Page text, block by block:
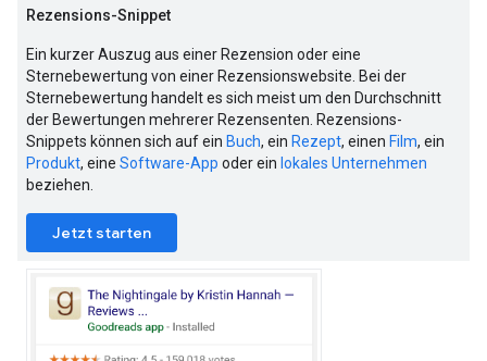
Rezensions-Snippet
Ein kurzer Auszug aus einer Rezension oder eine
Sternebewertung von einer Rezensionswebsite. Bei der
Sternebewertung handelt es sich meist um den Durchschnitt
der Bewertungen mehrerer Rezensenten. Rezensions-
Snippets können sich auf ein Buch, ein Rezept, einen Film, ein
Produkt, eine Software-App oder ein lokales Unternehmen
beziehen.
Jetzt starten